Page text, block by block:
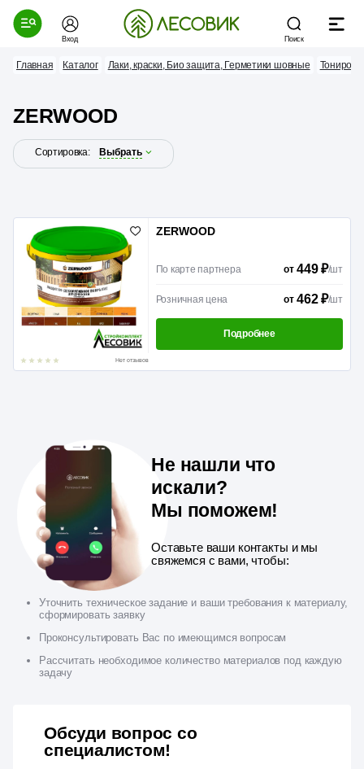
Вход Поиск
Главная Каталог Лаки, краски, Био защита, Герметики шовные
ZERWOОD
Сортировка: Выбрать
Нет отзывов
ZERWOOD
По карте партнера от449 ₽/шт
Розничная цена от462 ₽/шт
Подробнее
Не нашли что
искали?
Мы поможем!
Оставьте ваши контакты и мы
свяжемся с вами, чтобы:
Уточнить техническое задание и ваши требования к материалу,
сформировать заявку
Проконсультировать Вас по имеющимся вопросам
Рассчитать необходимое количество материалов под каждую
задачу
Обсуди вопрос со
специалистом!